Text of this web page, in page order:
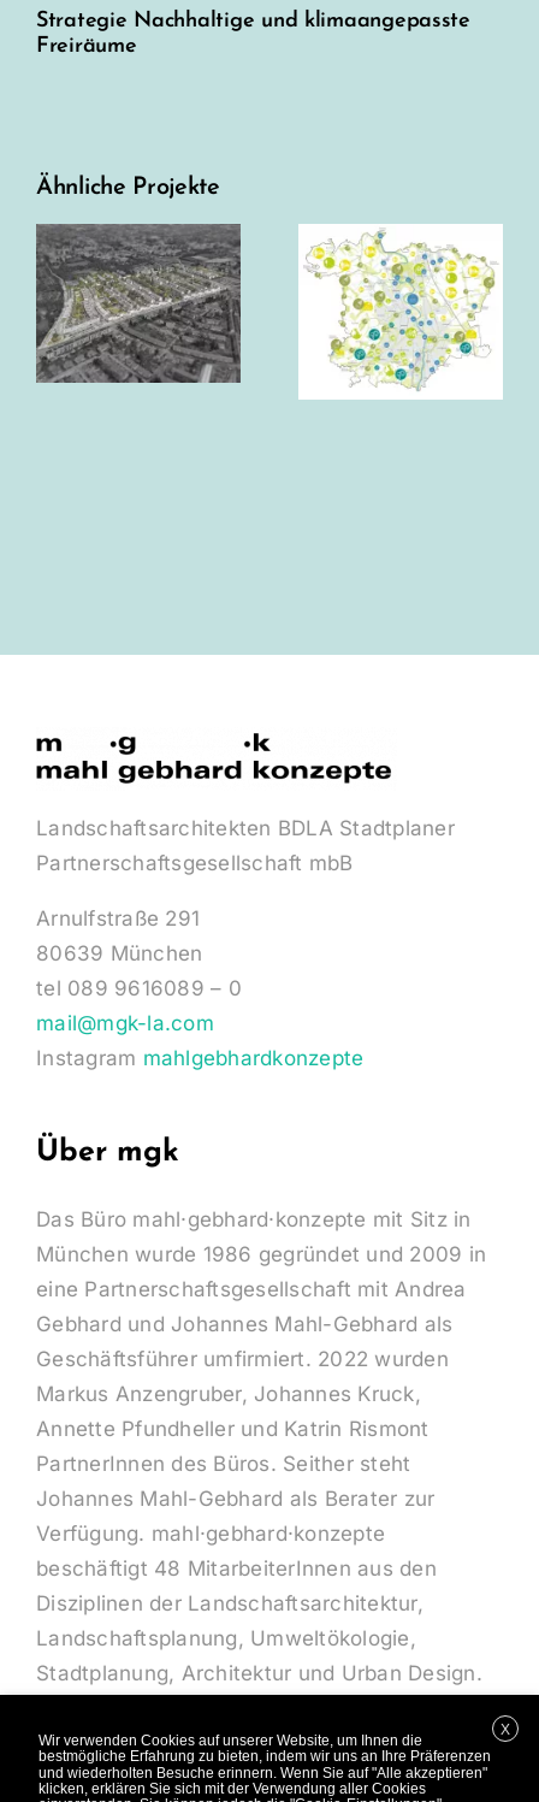
Strategie Nachhaltige und klimaangepasste
Freiräume
Ähnliche Projekte
Landschaftsplan,
Mühldorf
Landschaftsplan,
Dachau
Landschaftsarchitekten BDLA Stadtplaner
Partnerschaftsgesellschaft mbB
Arnulfstraße 291
80639 München
tel 089 9616089 – 0
mail@mgk-la.com
Instagram mahlgebhardkonzepte
Über mgk
Das Büro mahl·gebhard·konzepte mit Sitz in
München wurde 1986 gegründet und 2009 in
eine Partnerschaftsgesellschaft mit Andrea
Gebhard und Johannes Mahl-Gebhard als
Geschäftsführer umfirmiert. 2022 wurden
Markus Anzengruber, Johannes Kruck,
Annette Pfundheller und Katrin Rismont
PartnerInnen des Büros. Seither steht
Johannes Mahl-Gebhard als Berater zur
Verfügung. mahl·gebhard·konzepte
beschäftigt 48 MitarbeiterInnen aus den
Disziplinen der Landschaftsarchitektur,
Landschaftsplanung, Umweltökologie,
Stadtplanung, Architektur und Urban Design.
X
Wir verwenden Cookies auf unserer Website, um Ihnen die
bestmögliche Erfahrung zu bieten, indem wir uns an Ihre Präferenzen
und wiederholten Besuche erinnern. Wenn Sie auf "Alle akzeptieren"
klicken, erklären Sie sich mit der Verwendung aller Cookies